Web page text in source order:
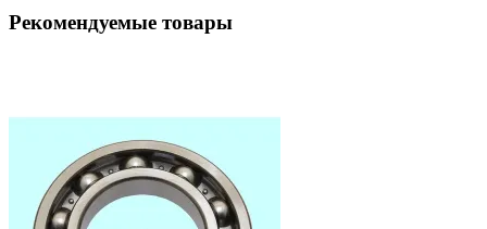
Рекомендуемые товары